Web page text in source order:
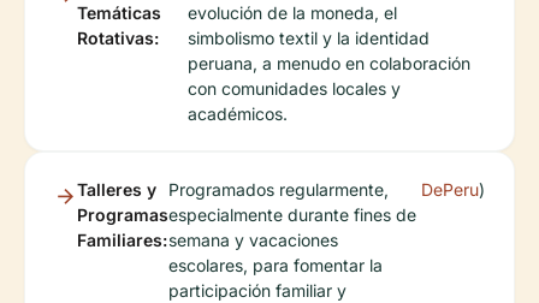
Temáticas
Rotativas:
evolución de la moneda, el
simbolismo textil y la identidad
peruana, a menudo en colaboración
con comunidades locales y
académicos.
Talleres y
Programas
Familiares:
Programados regularmente,
especialmente durante fines de
semana y vacaciones
escolares, para fomentar la
participación familiar y
DePeru)